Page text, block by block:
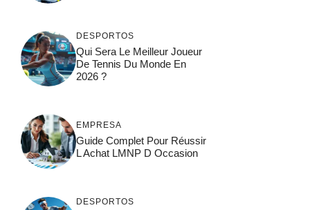
DESPORTOS
Qui Sera Le Meilleur Joueur
De Tennis Du Monde En
2026 ?
EMPRESA
Guide Complet Pour Réussir
L Achat LMNP D Occasion
DESPORTOS